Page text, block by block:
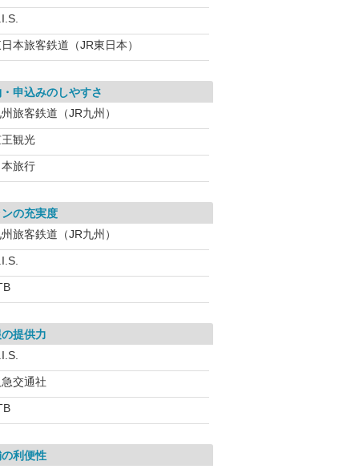
本旅客鉄道（JR東日本）
申込みのしやすさ
旅客鉄道（JR九州）
観光
本旅行
の充実度
旅客鉄道（JR九州）
提供力
急交通社
の利便性